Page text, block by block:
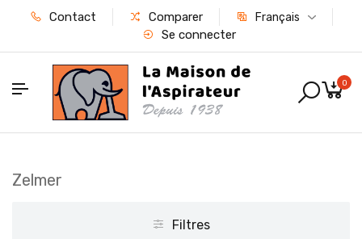
Contact Comparer Français
Se connecter
0
Zelmer
Filtres